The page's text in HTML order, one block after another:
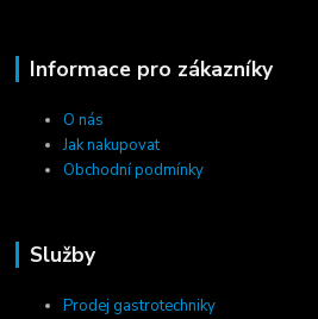
Informace pro zákazníky
O nás
Jak nakupovat
Obchodní podmínky
Služby
Prodej gastrotechniky